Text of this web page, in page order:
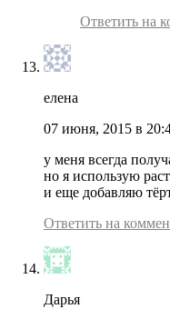
Ответить на
елена
07 июня, 2015 в
у меня всегда
но я использую
и еще добавляю
Ответить на
Дарья